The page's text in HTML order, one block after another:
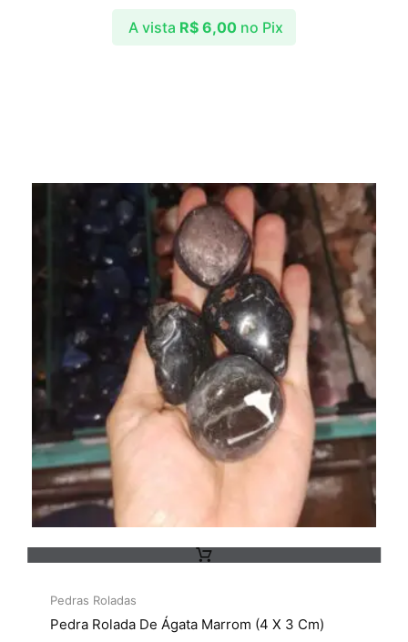
A vista R$ 6,00 no Pix
Pedras Roladas
Pedra Rolada De Ágata Marrom (4 X 3 Cm)